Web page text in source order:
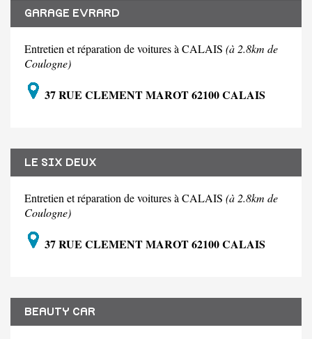
GARAGE EVRARD
Entretien et réparation de voitures à CALAIS (à 2.8km de
Coulogne)
37 RUE CLEMENT MAROT 62100 CALAIS
LE SIX DEUX
Entretien et réparation de voitures à CALAIS (à 2.8km de
Coulogne)
37 RUE CLEMENT MAROT 62100 CALAIS
BEAUTY CAR